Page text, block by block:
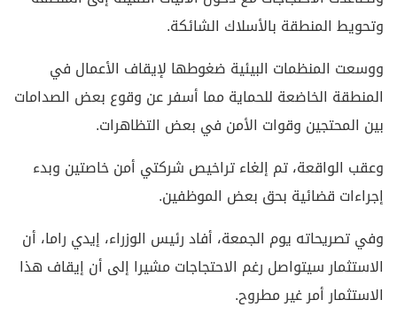
وتحويط المنطقة بالأسلاك الشائكة.
ووسعت المنظمات البيئية ضغوطها لإيقاف الأعمال في
المنطقة الخاضعة للحماية مما أسفر عن وقوع بعض الصدامات
بين المحتجين وقوات الأمن في بعض التظاهرات.
وعقب الواقعة، تم إلغاء تراخيص شركتي أمن خاصتين وبدء
إجراءات قضائية بحق بعض الموظفين.
وفي تصريحاته يوم الجمعة، أفاد رئيس الوزراء، إيدي راما، أن
الاستثمار سيتواصل رغم الاحتجاجات مشيرا إلى أن إيقاف هذا
الاستثمار أمر غير مطروح.